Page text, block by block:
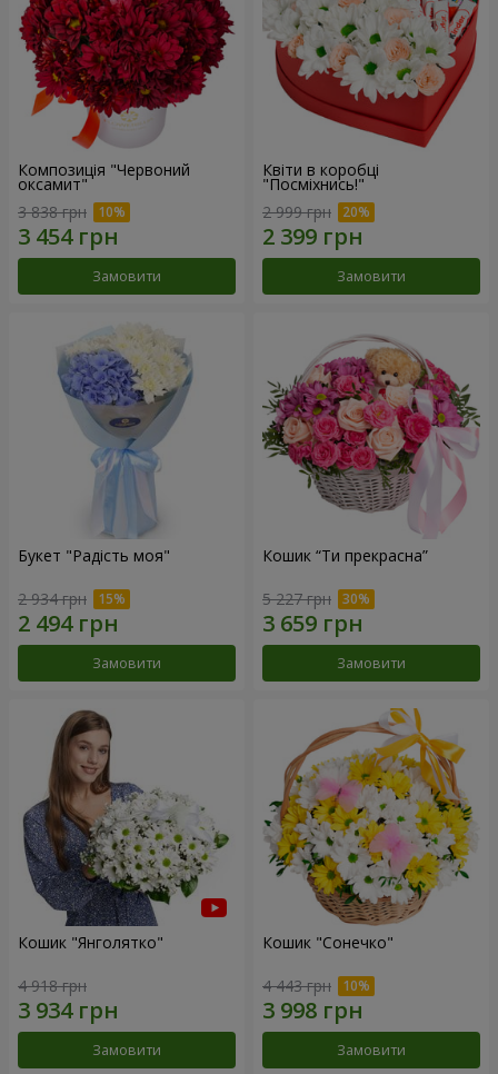
Композиція "Червоний
оксамит"
3 838 грн
Замовити
Квіти в коробці
"Посміхнись!"
2 999 грн
Замовити
Букет "Радість моя"
2 934 грн
Замовити
Кошик “Ти прекрасна”
5 227 грн
Замовити
Кошик "Янголятко"
4 918 грн
Замовити
Кошик "Сонечко"
4 443 грн
Замовити